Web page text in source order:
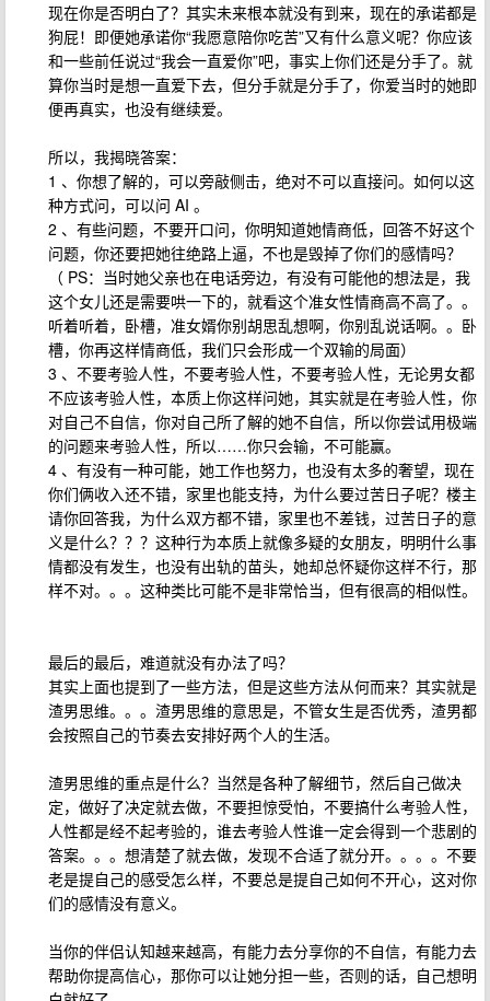
现在你是否明白了？其实未来根本就没有到来，现在的承诺都是
狗屁！即便她承诺你“我愿意陪你吃苦”又有什么意义呢？你应该
和一些前任说过“我会一直爱你”吧，事实上你们还是分手了。就
算你当时是想一直爱下去，但分手就是分手了，你爱当时的她即
便再真实，也没有继续爱。
所以，我揭晓答案：
1 、你想了解的，可以旁敲侧击，绝对不可以直接问。如何以这
种方式问，可以问 AI 。
2 、有些问题，不要开口问，你明知道她情商低，回答不好这个
问题，你还要把她往绝路上逼，不也是毁掉了你们的感情吗？
（ PS：当时她父亲也在电话旁边，有没有可能他的想法是，我
这个女儿还是需要哄一下的，就看这个准女性情商高不高了。。
听着听着，卧槽，准女婿你别胡思乱想啊，你别乱说话啊。。卧
槽，你再这样情商低，我们只会形成一个双输的局面）
3 、不要考验人性，不要考验人性，不要考验人性，无论男女都
不应该考验人性，本质上你这样问她，其实就是在考验人性，你
对自己不自信，你对自己所了解的她不自信，所以你尝试用极端
的问题来考验人性，所以……你只会输，不可能赢。
4 、有没有一种可能，她工作也努力，也没有太多的奢望，现在
你们俩收入还不错，家里也能支持，为什么要过苦日子呢？楼主
请你回答我，为什么双方都不错，家里也不差钱，过苦日子的意
义是什么？？？这种行为本质上就像多疑的女朋友，明明什么事
情都没有发生，也没有出轨的苗头，她却总怀疑你这样不行，那
样不对。。。这种类比可能不是非常恰当，但有很高的相似性。
最后的最后，难道就没有办法了吗？
其实上面也提到了一些方法，但是这些方法从何而来？其实就是
渣男思维。。。渣男思维的意思是，不管女生是否优秀，渣男都
会按照自己的节奏去安排好两个人的生活。
渣男思维的重点是什么？当然是各种了解细节，然后自己做决
定，做好了决定就去做，不要担惊受怕，不要搞什么考验人性，
人性都是经不起考验的，谁去考验人性谁一定会得到一个悲剧的
答案。。。想清楚了就去做，发现不合适了就分开。。。。不要
老是提自己的感受怎么样，不要总是提自己如何不开心，这对你
们的感情没有意义。
当你的伴侣认知越来越高，有能力去分享你的不自信，有能力去
帮助你提高信心，那你可以让她分担一些，否则的话，自己想明